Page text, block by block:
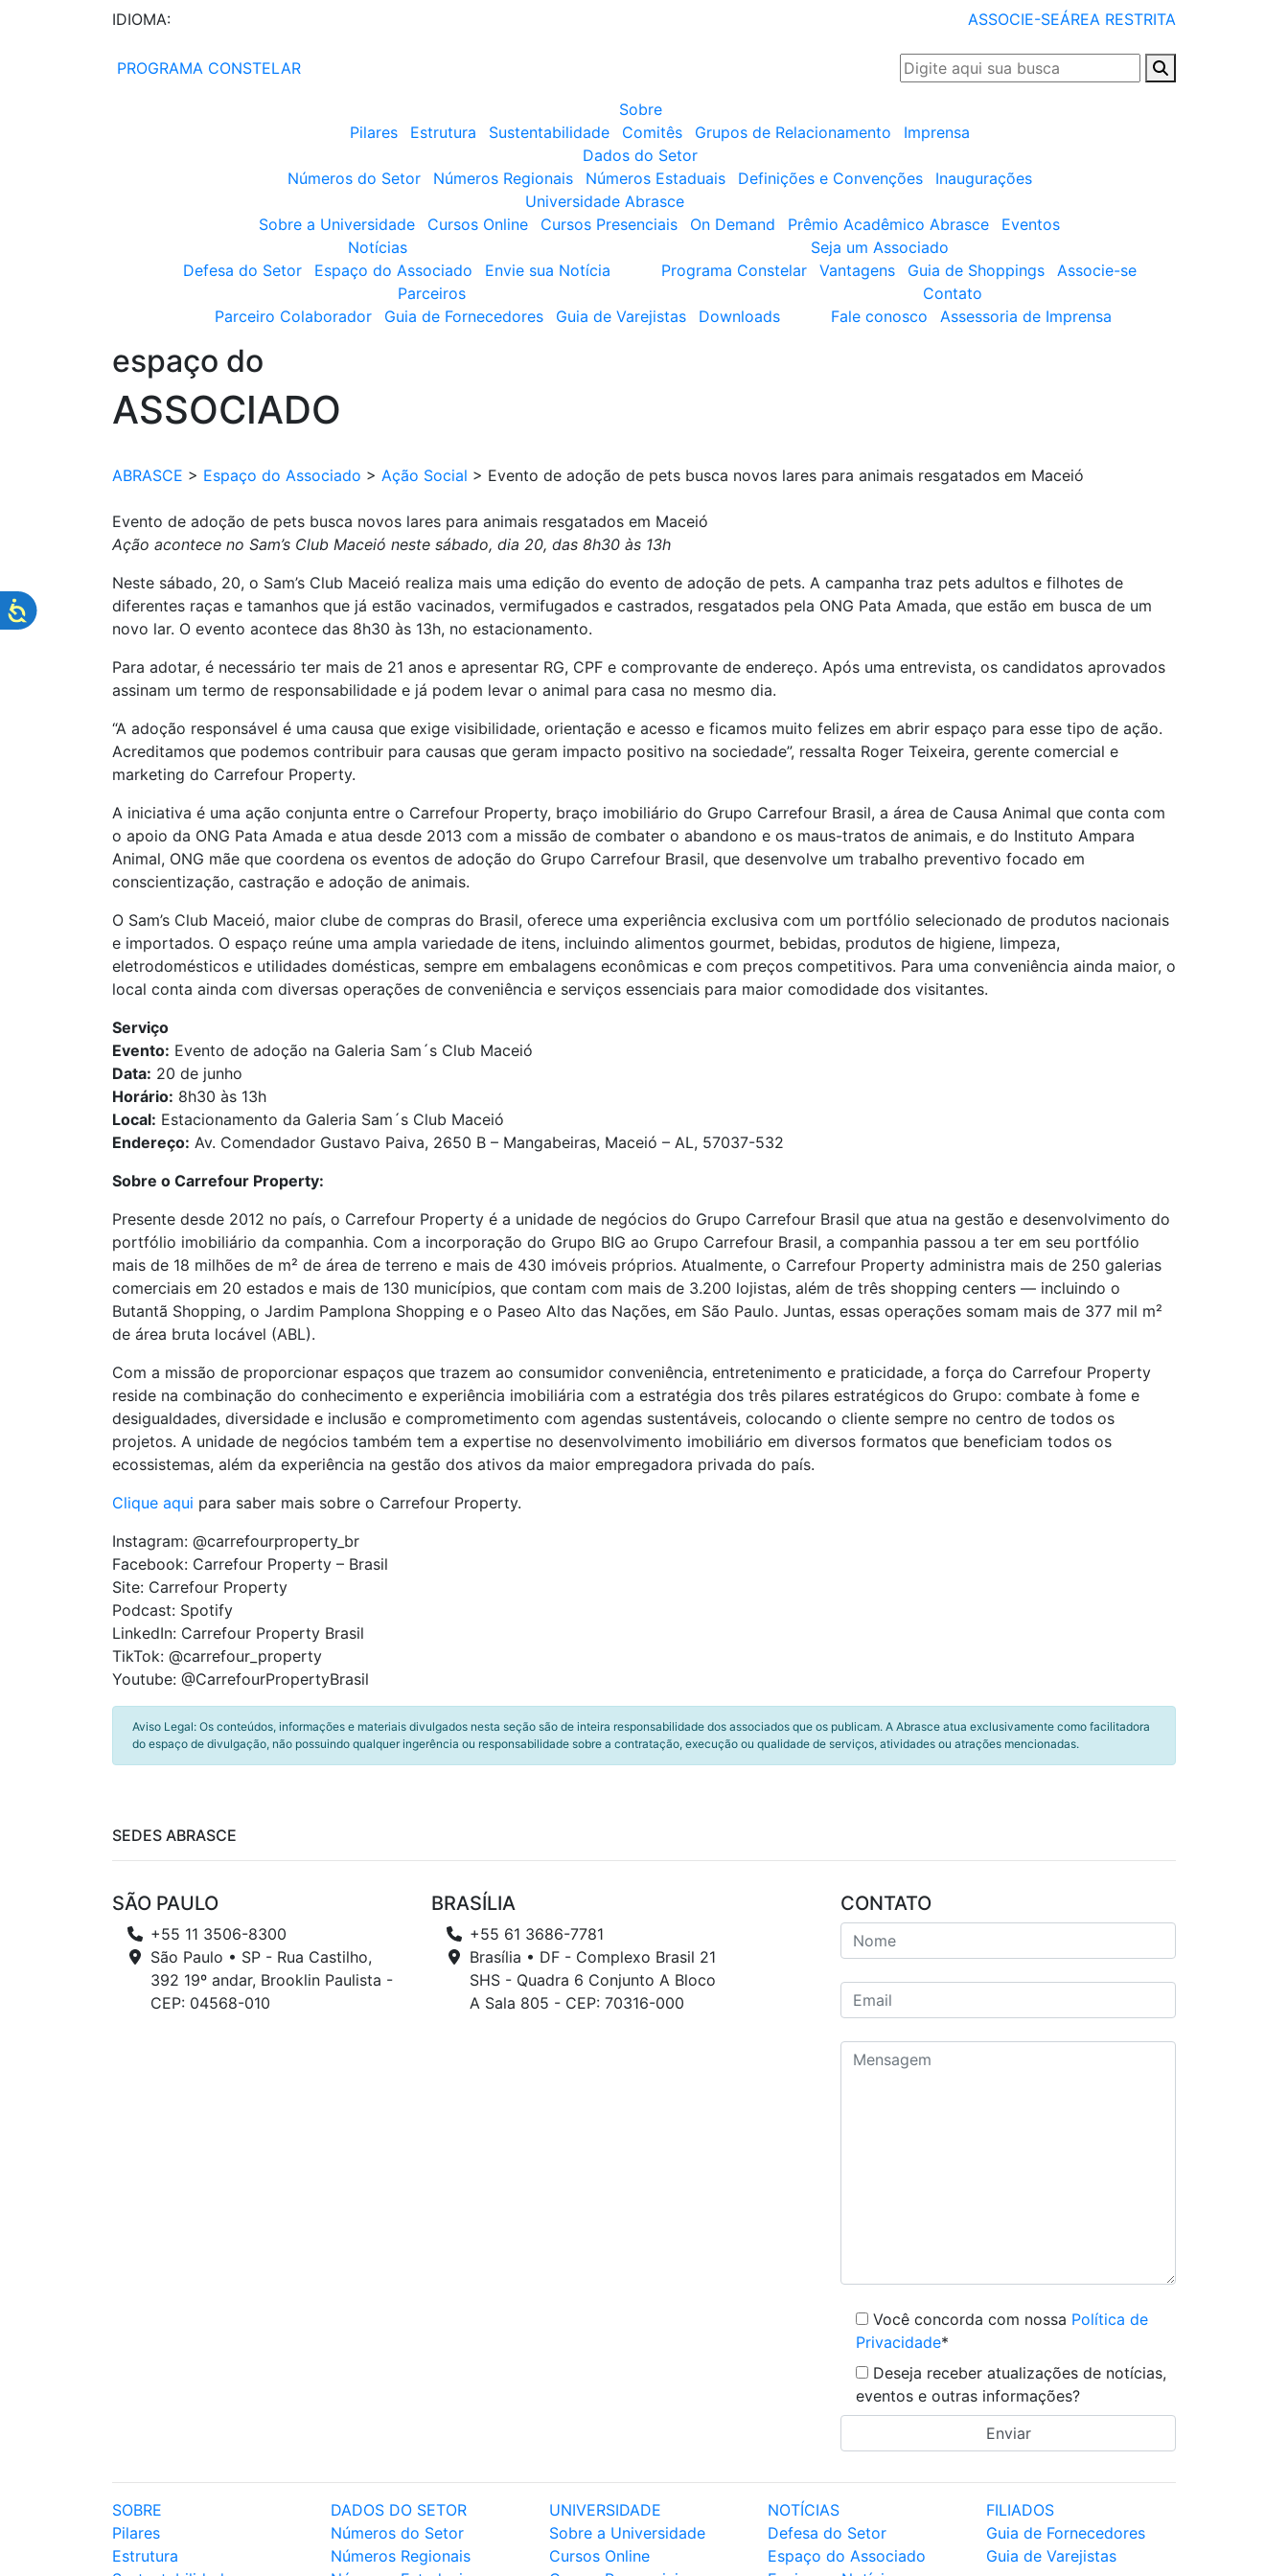
IDIOMA: ASSOCIE-SEÁREA RESTRITA
PROGRAMA CONSTELAR
Sobre
Pilares
Estrutura Sustentabilidade Comitês Grupos de Relacionamento
Imprensa
Dados do Setor
Números do Setor
Números Regionais Números Estaduais Definições e Convenções
Inaugurações
Universidade Abrasce
Sobre a Universidade
Cursos Online Cursos Presenciais On Demand Prêmio Acadêmico Abrasce
Eventos
Notícias
Defesa do Setor
Espaço do Associado Envie sua Notícia
Seja um Associado
Programa Constelar
Vantagens Guia de Shoppings
Associe-se
Parceiros
Parceiro Colaborador
Guia de Fornecedores Guia de Varejistas Downloads
Contato
Fale conosco
Assessoria de Imprensa
espaço do
ASSOCIADO
ABRASCE > Espaço do Associado > Ação Social > Evento de adoção de pets busca novos lares para animais resgatados em Maceió
Evento de adoção de pets busca novos lares para animais resgatados em Maceió
Ação acontece no Sam’s Club Maceió neste sábado, dia 20, das 8h30 às 13h
Neste sábado, 20, o Sam’s Club Maceió realiza mais uma edição do evento de adoção de pets. A campanha traz pets adultos e filhotes de
diferentes raças e tamanhos que já estão vacinados, vermifugados e castrados, resgatados pela ONG Pata Amada, que estão em busca de um
novo lar. O evento acontece das 8h30 às 13h, no estacionamento.
Para adotar, é necessário ter mais de 21 anos e apresentar RG, CPF e comprovante de endereço. Após uma entrevista, os candidatos aprovados
assinam um termo de responsabilidade e já podem levar o animal para casa no mesmo dia.
“A adoção responsável é uma causa que exige visibilidade, orientação e acesso e ficamos muito felizes em abrir espaço para esse tipo de ação.
Acreditamos que podemos contribuir para causas que geram impacto positivo na sociedade”, ressalta Roger Teixeira, gerente comercial e
marketing do Carrefour Property.
A iniciativa é uma ação conjunta entre o Carrefour Property, braço imobiliário do Grupo Carrefour Brasil, a área de Causa Animal que conta com
o apoio da ONG Pata Amada e atua desde 2013 com a missão de combater o abandono e os maus-tratos de animais, e do Instituto Ampara
Animal, ONG mãe que coordena os eventos de adoção do Grupo Carrefour Brasil, que desenvolve um trabalho preventivo focado em
conscientização, castração e adoção de animais.
O Sam’s Club Maceió, maior clube de compras do Brasil, oferece uma experiência exclusiva com um portfólio selecionado de produtos nacionais
e importados. O espaço reúne uma ampla variedade de itens, incluindo alimentos gourmet, bebidas, produtos de higiene, limpeza,
eletrodomésticos e utilidades domésticas, sempre em embalagens econômicas e com preços competitivos. Para uma conveniência ainda maior, o
local conta ainda com diversas operações de conveniência e serviços essenciais para maior comodidade dos visitantes.
Serviço
Evento: Evento de adoção na Galeria Sam´s Club Maceió
Data: 20 de junho
Horário: 8h30 às 13h
Local: Estacionamento da Galeria Sam´s Club Maceió
Endereço: Av. Comendador Gustavo Paiva, 2650 B – Mangabeiras, Maceió – AL, 57037-532
Sobre o Carrefour Property:
Presente desde 2012 no país, o Carrefour Property é a unidade de negócios do Grupo Carrefour Brasil que atua na gestão e desenvolvimento do
portfólio imobiliário da companhia. Com a incorporação do Grupo BIG ao Grupo Carrefour Brasil, a companhia passou a ter em seu portfólio
mais de 18 milhões de m² de área de terreno e mais de 430 imóveis próprios. Atualmente, o Carrefour Property administra mais de 250 galerias
comerciais em 20 estados e mais de 130 municípios, que contam com mais de 3.200 lojistas, além de três shopping centers — incluindo o
Butantã Shopping, o Jardim Pamplona Shopping e o Paseo Alto das Nações, em São Paulo. Juntas, essas operações somam mais de 377 mil m²
de área bruta locável (ABL).
Com a missão de proporcionar espaços que trazem ao consumidor conveniência, entretenimento e praticidade, a força do Carrefour Property
reside na combinação do conhecimento e experiência imobiliária com a estratégia dos três pilares estratégicos do Grupo: combate à fome e
desigualdades, diversidade e inclusão e comprometimento com agendas sustentáveis, colocando o cliente sempre no centro de todos os
projetos. A unidade de negócios também tem a expertise no desenvolvimento imobiliário em diversos formatos que beneficiam todos os
ecossistemas, além da experiência na gestão dos ativos da maior empregadora privada do país.
Clique aqui para saber mais sobre o Carrefour Property.
Instagram: @carrefourproperty_br
Facebook: Carrefour Property – Brasil
Site: Carrefour Property
Podcast: Spotify
LinkedIn: Carrefour Property Brasil
TikTok: @carrefour_property
Youtube: @CarrefourPropertyBrasil
Aviso Legal: Os conteúdos, informações e materiais divulgados nesta seção são de inteira responsabilidade dos associados que os publicam. A Abrasce atua exclusivamente como facilitadora
do espaço de divulgação, não possuindo qualquer ingerência ou responsabilidade sobre a contratação, execução ou qualidade de serviços, atividades ou atrações mencionadas.
SEDES ABRASCE
SÃO PAULO
+55 11 3506-8300
São Paulo • SP - Rua Castilho,
392 19º andar, Brooklin Paulista -
CEP: 04568-010
BRASÍLIA
+55 61 3686-7781
Brasília • DF - Complexo Brasil 21
SHS - Quadra 6 Conjunto A Bloco
A Sala 805 - CEP: 70316-000
CONTATO
Você concorda com nossa Política de
Privacidade*
Deseja receber atualizações de notícias,
eventos e outras informações?
SOBRE
Pilares
Estrutura
DADOS DO SETOR
Números do Setor
Números Regionais
UNIVERSIDADE
Sobre a Universidade
Cursos Online
NOTÍCIAS
Defesa do Setor
Espaço do Associado
FILIADOS
Guia de Fornecedores
Guia de Varejistas